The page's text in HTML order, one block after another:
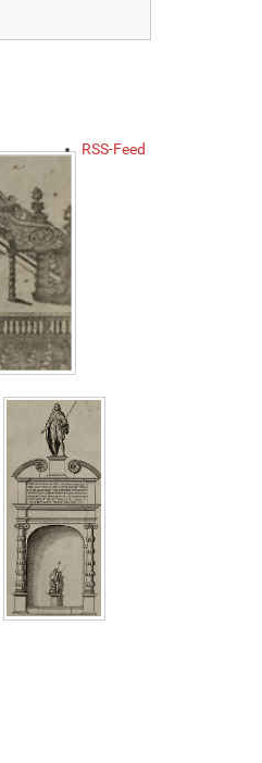
RSS-Feed